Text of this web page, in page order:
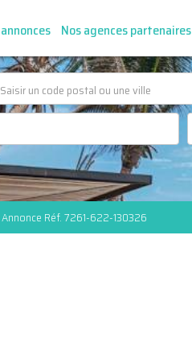
Nos agences partenaires
Annonce Réf. 7261-622-130326